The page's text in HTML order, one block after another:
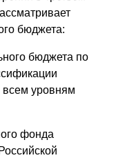
бюджета:
бюджета по
всем уровням
фонда